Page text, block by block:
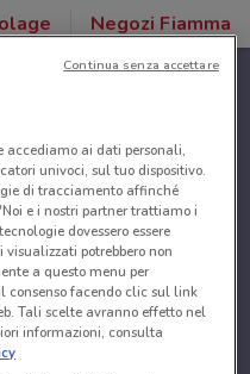
Negozi Fiamma
accediamo ai dati personali,
univoci, sul tuo dispositivo.
di tracciamento affinché
e i nostri partner trattiamo i
dovessero essere
potrebbero non
a questo menu per
consenso facendo clic sul link
Tali scelte avranno effetto nel
informazioni, consulta
Continua senza accettare